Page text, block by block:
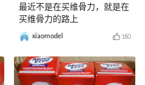
最近不是在买维骨力，就是在
买维骨力的路上
xiaomodel 160